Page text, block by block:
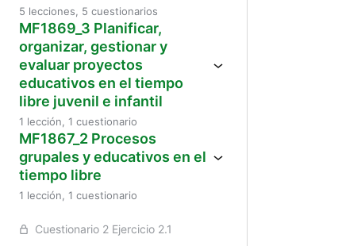
5 lecciones, 5 cuestionarios
MF1869_3 Planificar,
organizar, gestionar y
evaluar proyectos
educativos en el tiempo
libre juvenil e infantil
1 lección, 1 cuestionario
MF1867_2 Procesos
grupales y educativos en el
tiempo libre
1 lección, 1 cuestionario
Cuestionario 2 Ejercicio 2.1